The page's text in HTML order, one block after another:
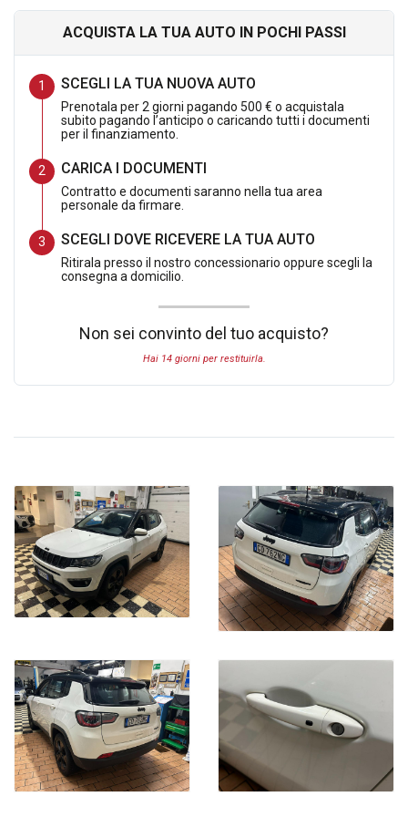
verificarne la Funzionalita' .
Storico Tagliandi
Tagliando eseguito a km 20.934
Tagliando eseguito a km 44.774
Tagliando eseguito a km 69.905
Tagliando eseguito a km 103.000
SENZA PROMO CARFORAUTO EASY & SAFE : 19.990,00 Euro
(offerta valida con sottoscrizione dei servizi finanziari e
Ipt/immatricolazioni esclusi
Doppie Chiavi
Libretto istruzioni
Revisione periodica valida fino a 01/2025
Pre Consegna Con 60 Controlli
Garanzia 12 Mesi
ACQUISTA LA TUA AUTO IN POCHI PASSI
SCEGLI LA TUA NUOVA AUTO
Prenotala per 2 giorni pagando 500 € o acquistala
subito pagando l’anticipo o caricando tutti i documenti
per il finanziamento.
CARICA I DOCUMENTI
Contratto e documenti saranno nella tua area
personale da firmare.
SCEGLI DOVE RICEVERE LA TUA AUTO
Ritirala presso il nostro concessionario oppure scegli la
consegna a domicilio.
Non sei convinto del tuo acquisto?
Hai 14 giorni per restituirla.